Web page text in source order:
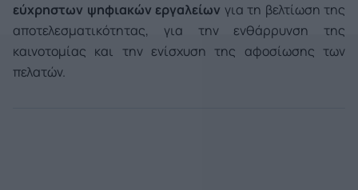
εύχρηστων ψηφιακών εργαλείων για τη βελτίωση της
αποτελεσματικότητας, για την ενθάρρυνση της
καινοτομίας και την ενίσχυση της αφοσίωσης των
πελατών.